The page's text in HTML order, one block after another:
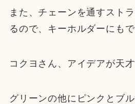
また、チェーンを通すスト
るので、キーホルダーにもで
コクヨさん、アイデアが天
グリーンの他にピンクとブ